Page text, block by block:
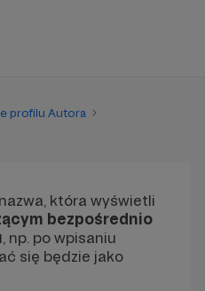
profilu Autora
która wyświetli
bezpośrednio
, np. po wpisaniu
się będzie jako